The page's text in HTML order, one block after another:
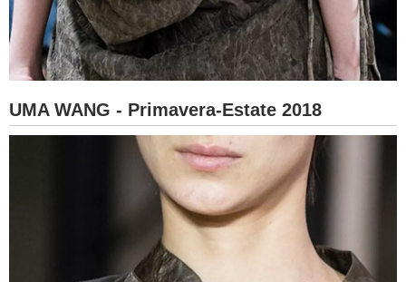
UMA WANG - Primavera-Estate 2018